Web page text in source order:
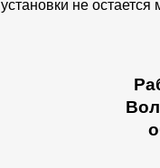
установки не остается